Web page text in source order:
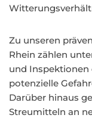
Zu unseren
Rhein zählen
und Inspektionen
potenzielle
Darüber hinaus
Streumitteln an